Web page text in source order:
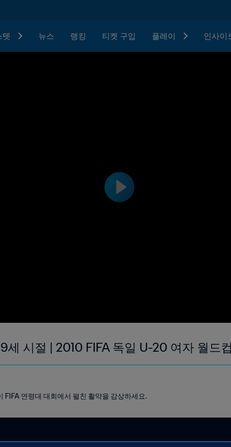
텟 뉴스 랭킹 티켓 구입 플레이 인사이
세 시절 | 2010 FIFA 독일 U-20 여자 월드
FIFA 연령대 대회에서 펼친 활약을 감상하세요.